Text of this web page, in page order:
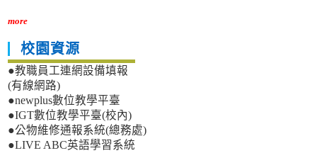
more
校園資源
●教職員工連網設備填報
(有線網路)
●newplus數位教學平臺
●IGT數位教學平臺(校內)
●公物維修通報系統(總務處)
●LIVE ABC英語學習系統